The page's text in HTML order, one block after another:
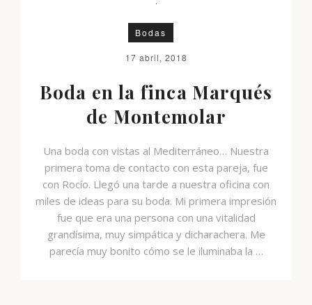
Bodas
17 abril, 2018
Boda en la finca Marqués
de Montemolar
Una boda con vistas al Mediterráneo… Nuestra
primera toma de contacto con esta pareja, fue
con Rocío. Llegó una tarde a nuestra oficina con
miles de ideas para su boda. Mi primera impresión
fue que era una persona con una vitalidad
grandísima, muy simpática y dicharachera. Me
parecía muy bonito cómo se le iluminaba la …